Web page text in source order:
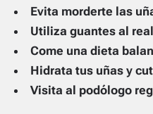
Evita morderte las
Utiliza guantes al
Come una dieta
Hidrata tus uñas y
Visita al podólogo